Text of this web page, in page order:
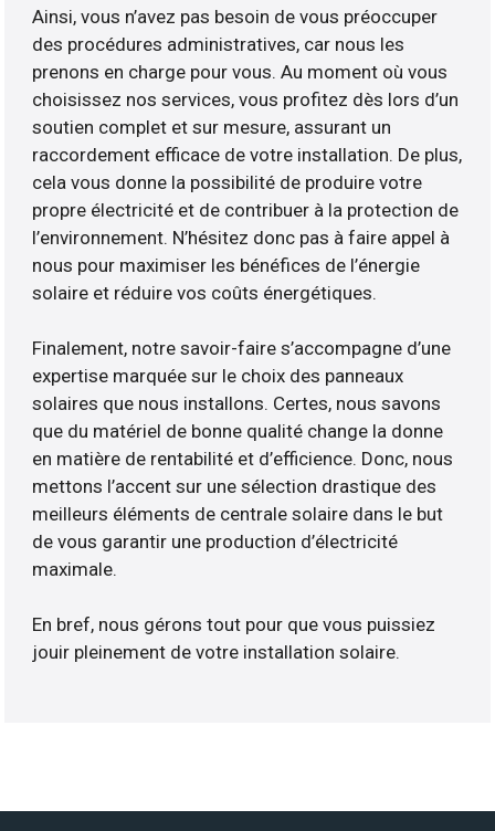
Ainsi, vous n’avez pas besoin de vous préoccuper
des procédures administratives, car nous les
prenons en charge pour vous. Au moment où vous
choisissez nos services, vous profitez dès lors d’un
soutien complet et sur mesure, assurant un
raccordement efficace de votre installation. De plus,
cela vous donne la possibilité de produire votre
propre électricité et de contribuer à la protection de
l’environnement. N’hésitez donc pas à faire appel à
nous pour maximiser les bénéfices de l’énergie
solaire et réduire vos coûts énergétiques.
Finalement, notre savoir-faire s’accompagne d’une
expertise marquée sur le choix des panneaux
solaires que nous installons. Certes, nous savons
que du matériel de bonne qualité change la donne
en matière de rentabilité et d’efficience. Donc, nous
mettons l’accent sur une sélection drastique des
meilleurs éléments de centrale solaire dans le but
de vous garantir une production d’électricité
maximale.
En bref, nous gérons tout pour que vous puissiez
jouir pleinement de votre installation solaire.